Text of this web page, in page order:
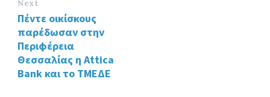
Next
Πέντε οικίσκους
παρέδωσαν στην
Περιφέρεια
Θεσσαλίας η Attica
Βank και το ΤΜΕΔΕ